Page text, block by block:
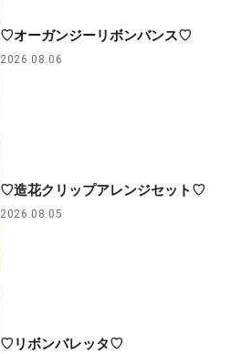
♡オーガンジーリボンバンス♡
2026.08.06
♡造花クリップアレンジセット♡
2026.08.05
♡リボンバレッタ♡